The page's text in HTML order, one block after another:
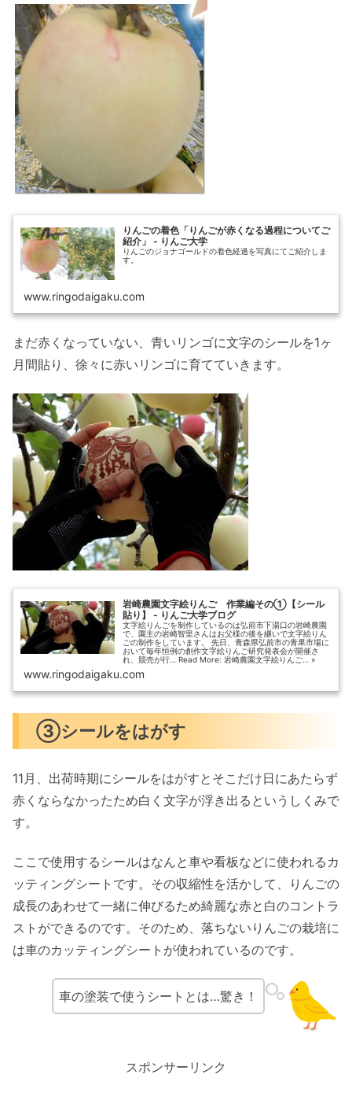
りんごの着色「りんごが赤くなる過程についてご
紹介」 - りんご大学
りんごのジョナゴールドの着色経過を写真にてご紹介しま
す。
www.ringodaigaku.com
まだ赤くなっていない、青いリンゴに文字のシールを1ヶ
月間貼り、徐々に赤いリンゴに育てていきます。
岩崎農園文字絵りんご 作業編その①【シール
貼り】 - りんご大学ブログ
文字絵りんごを制作しているのは弘前市下湯口の岩崎農園
で、園主の岩崎智里さんはお父様の後を継いで文字絵りん
ごの制作をしています。 先日、青森県弘前市の青果市場に
おいて毎年恒例の創作文字絵りんご研究発表会が開催さ
れ、競売が行… Read More: 岩崎農園文字絵りんご… »
www.ringodaigaku.com
③シールをはがす
11月、出荷時期にシールをはがすとそこだけ日にあたらず
赤くならなかったため白く文字が浮き出るというしくみで
す。
ここで使用するシールはなんと車や看板などに使われるカ
ッティングシートです。その収縮性を活かして、りんごの
成長のあわせて一緒に伸びるため綺麗な赤と白のコントラ
ストができるのです。そのため、落ちないりんごの栽培に
は車のカッティングシートが使われているのです。
車の塗装で使うシートとは…驚き！
スポンサーリンク